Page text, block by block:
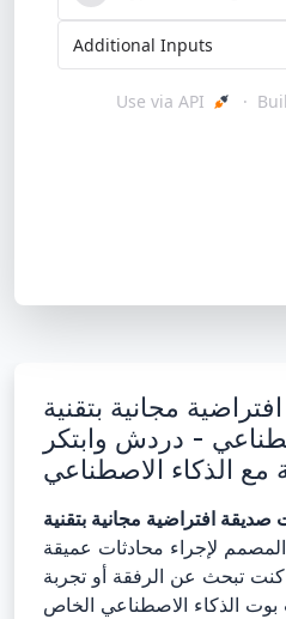
مجانية بتقنية
- دردش وابتكر
مع الذكاء الاصطناعي
افتراضية مجانية بتقنية
لإجراء محادثات عميقة
تبحث عن الرفقة أو تجربة
الذكاء الاصطناعي الخاص